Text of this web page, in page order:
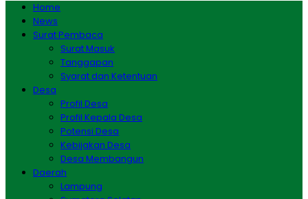
Home
News
Surat Pembaca
Surat Masuk
Tanggapan
Syarat dan Ketentuan
Desa
Profil Desa
Profil Kepala Desa
Potensi Desa
Kebijakan Desa
Desa Membangun
Daerah
Lampung